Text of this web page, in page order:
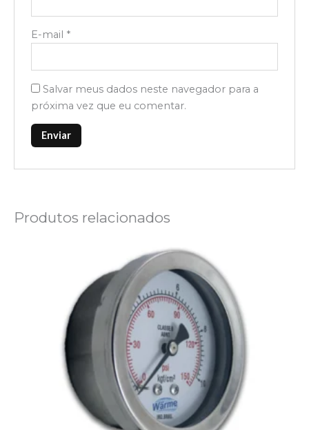
E-mail *
Salvar meus dados neste navegador para a
próxima vez que eu comentar.
Produtos relacionados